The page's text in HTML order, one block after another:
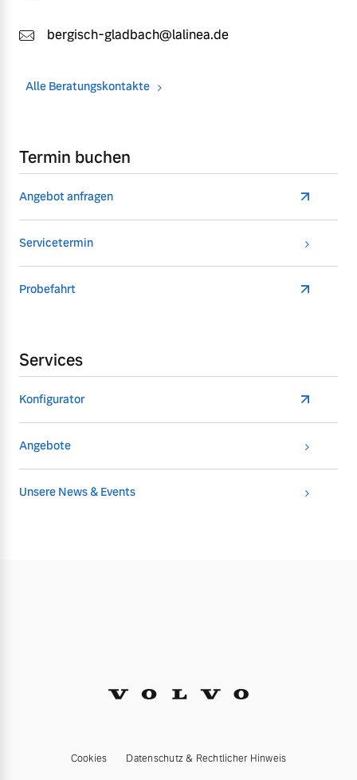
bergisch-gladbach@lalinea.de
Alle Beratungskontakte
Termin buchen
Angebot anfragen
Servicetermin
Probefahrt
Services
Konfigurator
Angebote
Unsere News & Events
Cookies Datenschutz & Rechtlicher Hinweis